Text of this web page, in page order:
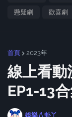
懸疑劇 歡喜劇
首頁 2023年
線上看動
EP1-13
娛樂八卦丫